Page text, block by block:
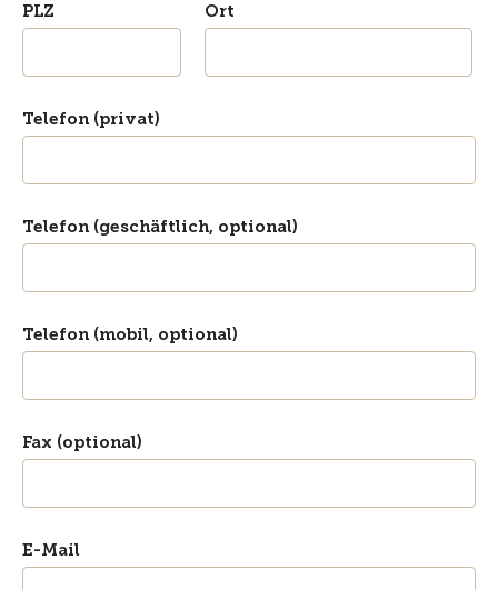
PLZ Ort
Telefon (privat)
Telefon (geschäftlich, optional)
Telefon (mobil, optional)
Fax (optional)
E-Mail